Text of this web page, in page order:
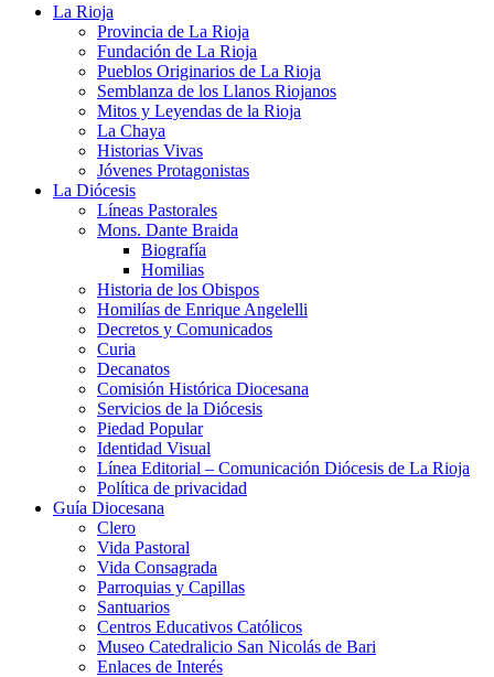
La Rioja
Provincia de La Rioja
Fundación de La Rioja
Pueblos Originarios de La Rioja
Semblanza de los Llanos Riojanos
Mitos y Leyendas de la Rioja
La Chaya
Historias Vivas
Jóvenes Protagonistas
La Diócesis
Líneas Pastorales
Mons. Dante Braida
Biografía
Homilias
Historia de los Obispos
Homilías de Enrique Angelelli
Decretos y Comunicados
Curia
Decanatos
Comisión Histórica Diocesana
Servicios de la Diócesis
Piedad Popular
Identidad Visual
Línea Editorial – Comunicación Diócesis de La Rioja
Política de privacidad
Guía Diocesana
Clero
Vida Pastoral
Vida Consagrada
Parroquias y Capillas
Santuarios
Centros Educativos Católicos
Museo Catedralicio San Nicolás de Bari
Enlaces de Interés